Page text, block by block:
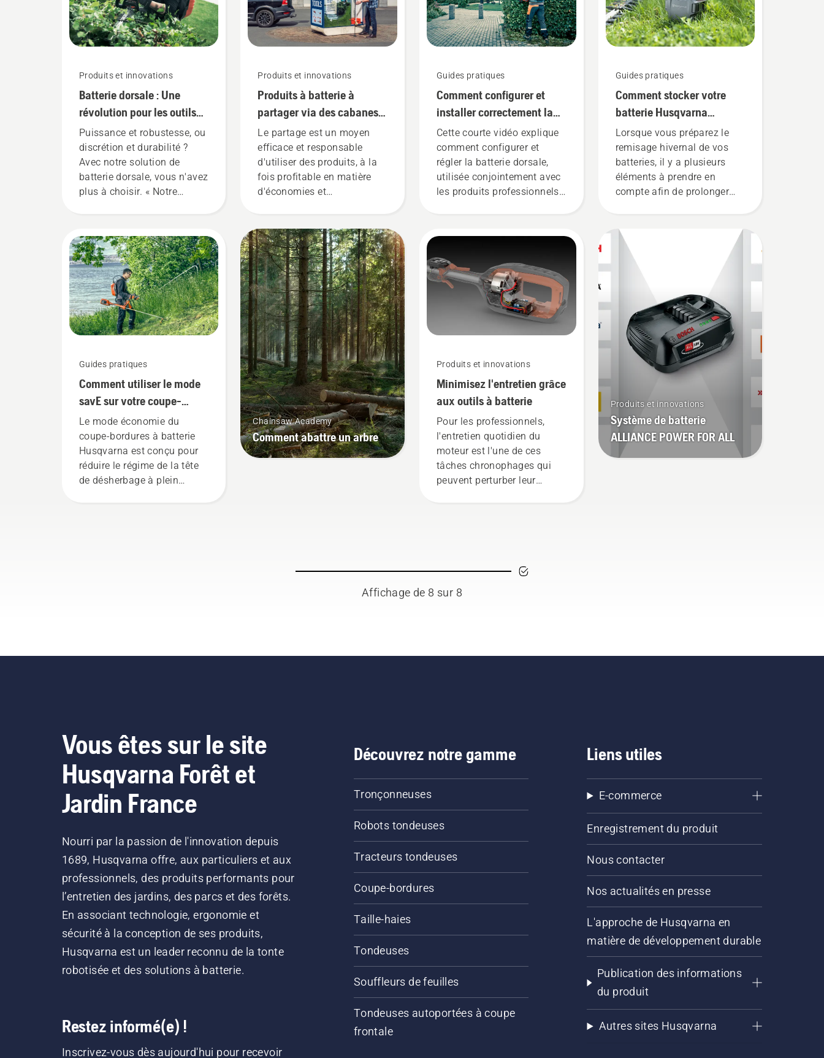
Produits et innovations
Batterie dorsale : Une
révolution pour les outils
électriques portatifs sur
batterie
Puissance et robustesse, ou
discrétion et durabilité ?
Avec notre solution de
batterie dorsale, vous n'avez
plus à choisir. « Notre
puissance supérieure »,
explique Johan Svennung,
responsable produit pour les
machines portatives
électriques et à batterie
chez Husqvarna.
Guides pratiques
Comment utiliser le mode
savE sur votre coupe-
bordures à batterie
Le mode économie du
coupe-bordures à batterie
Husqvarna est conçu pour
réduire le régime de la tête
de désherbage à plein
Produits et innovations
Produits à batterie à
partager via des cabanes à
outils numériques
Le partage est un moyen
efficace et responsable
d'utiliser des produits, à la
fois profitable en matière
d'économies et
excellente solution pour les
outils de jardin, et nous
proposons désormais à nos
clients de partager nos
machines à batterie en les
louant via des cabanes à
outils numériques appelées
« Tools for You » dans de
nombreux pays.
Chainsaw Academy
Comment abattre un arbre
Guides pratiques
Comment configurer et
installer correctement la
batterie dorsale
Cette courte vidéo explique
comment configurer et
régler la batterie dorsale,
utilisée conjointement avec
les produits professionnels
garantit une installation
fatigue lors de l'utilisation,
ce qui vous permet de
travailler plus longtemps
sans interruption.
Produits et innovations
Minimisez l'entretien grâce
aux outils à batterie
Pour les professionnels,
l'entretien quotidien du
moteur est l'une de ces
tâches chronophages qui
peuvent perturber leur
Guides pratiques
Comment stocker votre
batterie Husqvarna
pendant l'hiver
Lorsque vous préparez le
remisage hivernal de vos
batteries, il y a plusieurs
éléments à prendre en
compte afin de prolonger
Produits et innovations
Système de batterie
ALLIANCE POWER FOR ALL
Affichage de 8 sur 8
Vous êtes sur le site
Husqvarna Forêt et
Jardin France
Nourri par la passion de l'innovation depuis
1689, Husqvarna offre, aux particuliers et aux
professionnels, des produits performants pour
l’entretien des jardins, des parcs et des forêts.
En associant technologie, ergonomie et
sécurité à la conception de ses produits,
Husqvarna est un leader reconnu de la tonte
robotisée et des solutions à batterie.
Restez informé(e) !
Inscrivez-vous dès aujourd'hui pour recevoir
Découvrez notre gamme
Tronçonneuses
Robots tondeuses
Tracteurs tondeuses
Coupe-bordures
Taille-haies
Tondeuses
Souffleurs de feuilles
Tondeuses autoportées à coupe
frontale
Liens utiles
E-commerce
Enregistrement du produit
Nous contacter
Nos actualités en presse
L'approche de Husqvarna en
matière de développement durable
Publication des informations
du produit
Autres sites Husqvarna